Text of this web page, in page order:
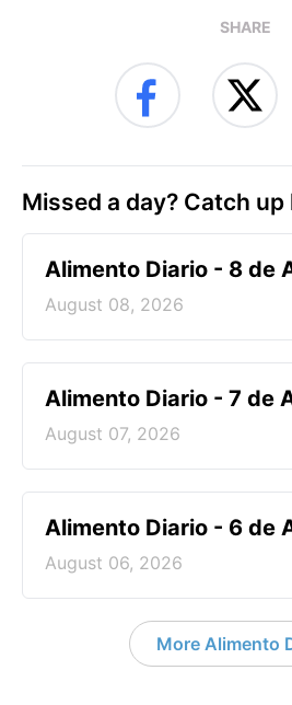
SHARE
Missed a day? Catch up
Alimento Diario - 8 de
August 08, 2026
Alimento Diario - 7 de
August 07, 2026
Alimento Diario - 6 de
August 06, 2026
More Alimento